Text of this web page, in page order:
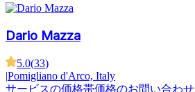
Dario Mazza
5.0(33)
Pomigliano d'Arco, Italy
サービスの価格帯価格のお問い合わせ